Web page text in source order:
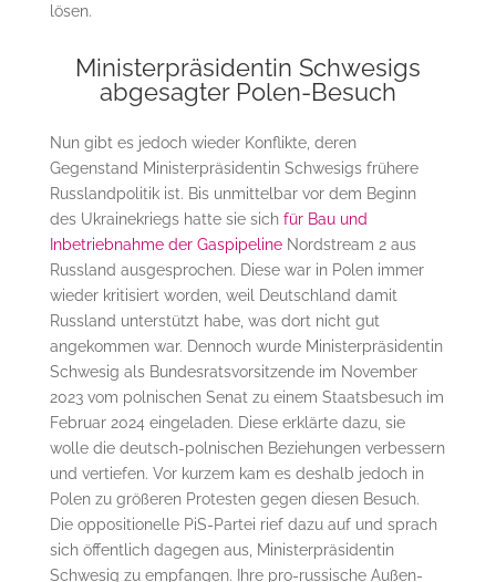
lösen.
Ministerpräsidentin Schwesigs
abgesagter Polen-Besuch
Nun gibt es jedoch wieder Konflikte, deren
Gegenstand Ministerpräsidentin Schwesigs frühere
Russlandpolitik ist. Bis unmittelbar vor dem Beginn
des Ukrainekriegs hatte sie sich für Bau und
Inbetriebnahme der GaspipelineNordstream 2 aus
Russland ausgesprochen. Diese war in Polen immer
wieder kritisiert worden, weil Deutschland damit
Russland unterstützt habe, was dort nicht gut
angekommen war. Dennoch wurde Ministerpräsidentin
Schwesig als Bundesratsvorsitzende im November
2023 vom polnischen Senat zu einem Staatsbesuch im
Februar 2024 eingeladen. Diese erklärte dazu, sie
wolle die deutsch-polnischen Beziehungen verbessern
und vertiefen. Vor kurzem kam es deshalb jedoch in
Polen zu größeren Protesten gegen diesen Besuch.
Die oppositionelle PiS-Partei rief dazu auf und sprach
sich öffentlich dagegen aus, Ministerpräsidentin
Schwesig zu empfangen. Ihre pro-russische Außen-